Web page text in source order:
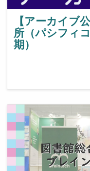
【アーカイブ
所（パシフィ
期）